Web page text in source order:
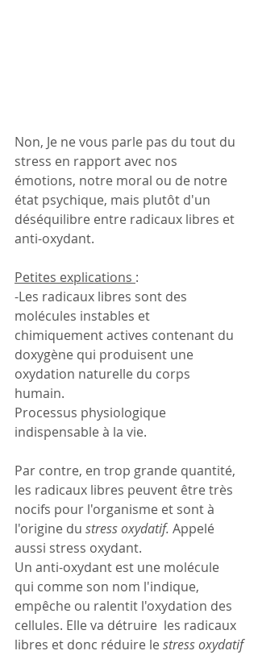
Non, Je ne vous parle pas du tout du
stress en rapport avec nos
émotions, notre moral ou de notre
état psychique, mais plutôt d'un
déséquilibre entre radicaux libres et
anti-oxydant.
Petites explications :
-Les radicaux libres sont des
molécules instables et
chimiquement actives contenant du
doxygène qui produisent une
oxydation naturelle du corps
humain.
Processus physiologique
indispensable à la vie.
Par contre, en trop grande quantité,
les radicaux libres peuvent être très
nocifs pour l'organisme et sont à
l'origine du stress oxydatif. Appelé
aussi stress oxydant.
Un anti-oxydant est une molécule
qui comme son nom l'indique,
empêche ou ralentit l'oxydation des
cellules. Elle va détruire  les radicaux
libres et donc réduire le stress oxydatif